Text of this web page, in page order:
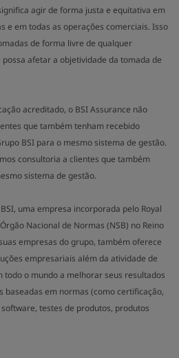
agir de forma justa e equitativa em
e em todas as operações comerciais. Isso
de forma livre de qualquer
afetar a objetividade da tomada de
acreditado, o BSI Assurance não
que também tenham recebido
BSI para o mesmo sistema de gestão.
consultoria a clientes que também
sistema de gestão.
uma empresa incorporada pelo Royal
Nacional de Normas (NSB) no Reino
empresas do grupo, também oferece
empresariais além da atividade de
todo o mundo a melhorar seus resultados
baseadas em normas (como certificação,
testes de produtos, produtos